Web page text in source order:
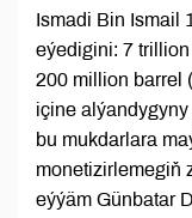
Ismadi Bin Ismail
eýedigini: 7
200 million barrel
içine alýandygyny
bu mukdarlara
monetizirlemegiň
eýýäm Günbatar